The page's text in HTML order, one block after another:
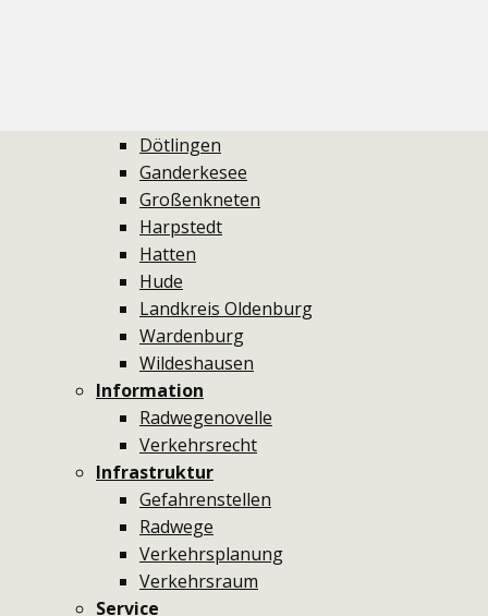
Dötlingen
Ganderkesee
Großenkneten
Harpstedt
Hatten
Hude
Landkreis Oldenburg
Wardenburg
Wildeshausen
Information
Radwegenovelle
Verkehrsrecht
Infrastruktur
Gefahrenstellen
Radwege
Verkehrsplanung
Verkehrsraum
Service